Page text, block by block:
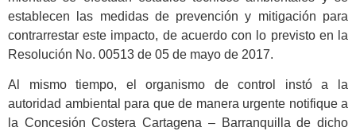
establecen las medidas de prevención y mitigación para
contrarrestar este impacto, de acuerdo con lo previsto en la
Resolución No. 00513 de 05 de mayo de 2017.
Al mismo tiempo, el organismo de control instó a la
autoridad ambiental para que de manera urgente notifique a
la Concesión Costera Cartagena – Barranquilla de dicho